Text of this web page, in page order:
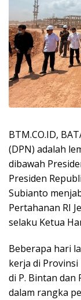
BTM.CO.ID,
(DPN) adalah
dibawah
Presiden
Subianto
Pertahanan RI
selaku Ketua
Beberapa hari
kerja di
di P. Bintan dan
dalam rangka